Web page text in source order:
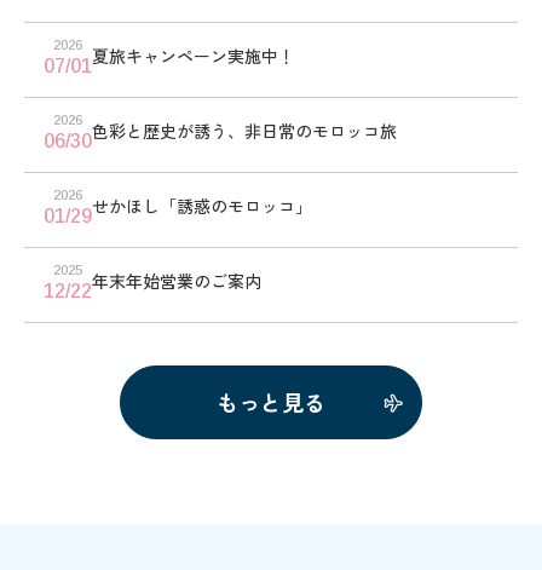
2026
07/01夏旅キャンペーン実施中！
2026
06/30色彩と歴史が誘う、非日常のモロッコ旅
2026
01/29せかほし「誘惑のモロッコ」
2025
12/22年末年始営業のご案内
もっと見る